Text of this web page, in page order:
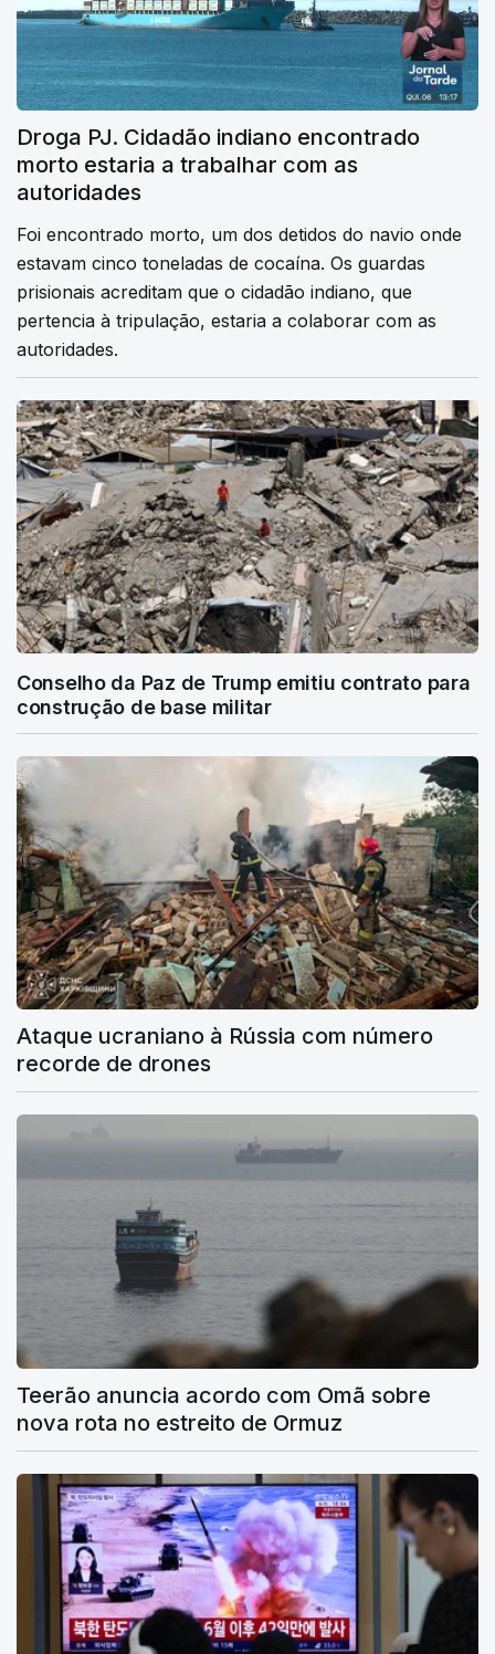
Droga PJ. Cidadão indiano encontrado
morto estaria a trabalhar com as
autoridades
Foi encontrado morto, um dos detidos do navio onde
estavam cinco toneladas de cocaína. Os guardas
prisionais acreditam que o cidadão indiano, que
pertencia à tripulação, estaria a colaborar com as
autoridades.
Conselho da Paz de Trump emitiu contrato para
construção de base militar
Ataque ucraniano à Rússia com número
recorde de drones
Teerão anuncia acordo com Omã sobre
nova rota no estreito de Ormuz